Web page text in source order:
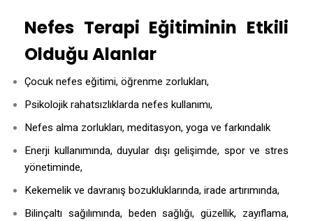
Nefes Terapi Eğitiminin Etkili
Olduğu Alanlar
Çocuk nefes eğitimi, öğrenme zorlukları,
Psikolojik rahatsızlıklarda nefes kullanımı,
Nefes alma zorlukları, meditasyon, yoga ve farkındalık
Enerji kullanımında, duyular dışı gelişimde, spor ve stres
yönetiminde,
Kekemelik ve davranış bozukluklarında, irade artırımında,
Bilinçaltı sağılımında, beden sağlığı, güzellik, zayıflama,